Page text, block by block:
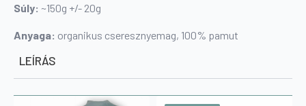
Súly: ~150g +/- 20g
Anyaga: organikus cseresznyemag, 100% pamut
LEÍRÁS